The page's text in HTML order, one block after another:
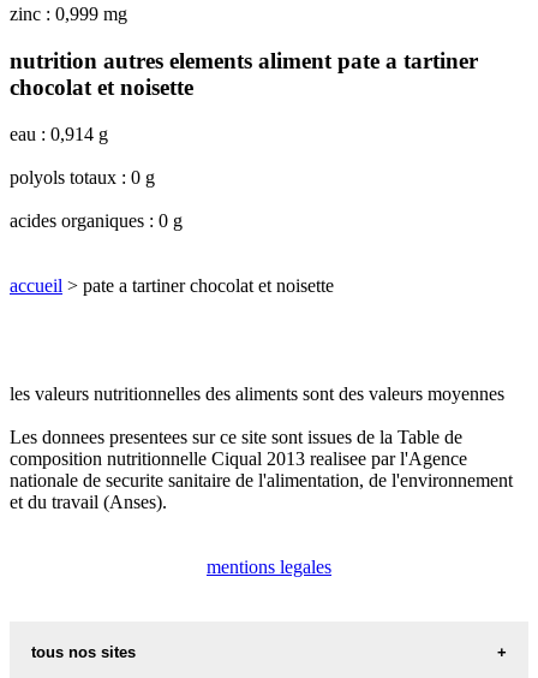
zinc : 0,999 mg
nutrition autres elements aliment pate a tartiner
chocolat et noisette
eau : 0,914 g
polyols totaux : 0 g
acides organiques : 0 g
accueil > pate a tartiner chocolat et noisette
les valeurs nutritionnelles des aliments sont des valeurs moyennes
Les donnees presentees sur ce site sont issues de la Table de
composition nutritionnelle Ciqual 2013 realisee par l'Agence
nationale de securite sanitaire de l'alimentation, de l'environnement
et du travail (Anses).
mentions legales
tous nos sites